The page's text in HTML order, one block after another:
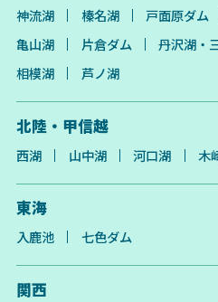
神流湖
榛名湖 戸面原ダム
亀山湖
片倉ダム 丹沢湖・
相模湖
芦ノ湖
北陸・甲信越
西湖 山中湖 河口湖 木
東海
入鹿池 七色ダム
関西